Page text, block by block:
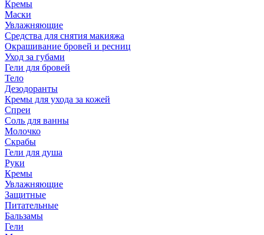
Кремы
Маски
Увлажняющие
Средства для снятия макияжа
Окрашивание бровей и ресниц
Уход за губами
Гели для бровей
Тело
Дезодоранты
Кремы для ухода за кожей
Спреи
Соль для ванны
Молочко
Скрабы
Гели для душа
Руки
Кремы
Увлажняющие
Защитные
Питательные
Бальзамы
Гели